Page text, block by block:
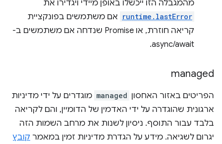
מהמגבלה הזו ייכשלו באופן מיידי ויגדירו את
runtime.lastError אם משתמשים בפונקציית
קריאה חוזרת, או Promise שנדחה אם משתמשים ב-
async/await.
managed
הפריטים באזור האחסון managed מוגדרים על ידי מדיניות
ארגונית שהוגדרה על ידי האדמין של הדומיין, והם לקריאה
בלבד עבור התוסף. ניסיון לשנות את מרחב השמות הזה
יגרום לשגיאה. מידע על הגדרת מדיניות זמין במאמר קובץ